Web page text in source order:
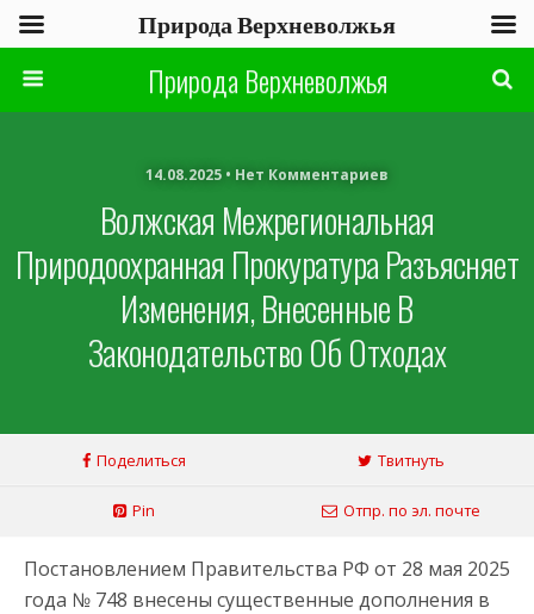
Природа Верхневолжья
14.08.2025 • Нет Комментариев
Волжская Межрегиональная
Природоохранная Прокуратура Разъясняет
Изменения, Внесенные В
Законодательство Об Отходах
Поделиться Твитнуть
Pin Отпр. по эл. почте
Постановлением Правительства РФ от 28 мая 2025
года № 748 внесены существенные дополнения в
Природа Верхневолжья